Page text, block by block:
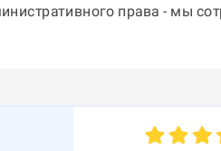
права - мы